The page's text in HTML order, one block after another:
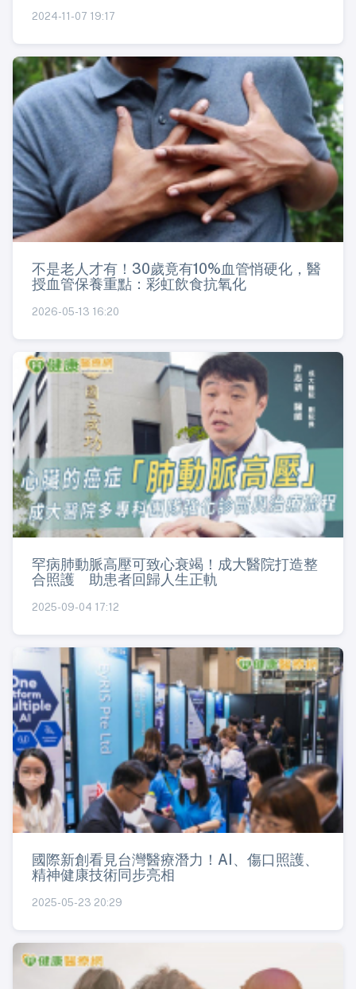
2024-11-07 19:17
不是老人才有！30歲竟有10%血管悄硬化，醫
授血管保養重點：彩虹飲食抗氧化
2026-05-13 16:20
罕病肺動脈高壓可致心衰竭！成大醫院打造整
合照護 助患者回歸人生正軌
2025-09-04 17:12
國際新創看見台灣醫療潛力！AI、傷口照護、
精神健康技術同步亮相
2025-05-23 20:29